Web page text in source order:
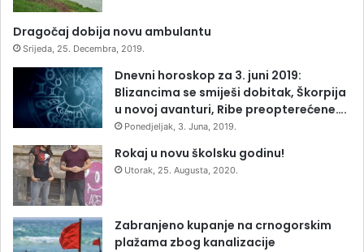
Dragočaj dobija novu ambulantu
Srijeda, 25. Decembra, 2019.
Dnevni horoskop za 3. juni 2019:
Blizancima se smiješi dobitak, Škorpija
u novoj avanturi, Ribe preopterećene….
Ponedjeljak, 3. Juna, 2019.
Rokaj u novu školsku godinu!
Utorak, 25. Augusta, 2020.
Zabranjeno kupanje na crnogorskim
plažama zbog kanalizacije